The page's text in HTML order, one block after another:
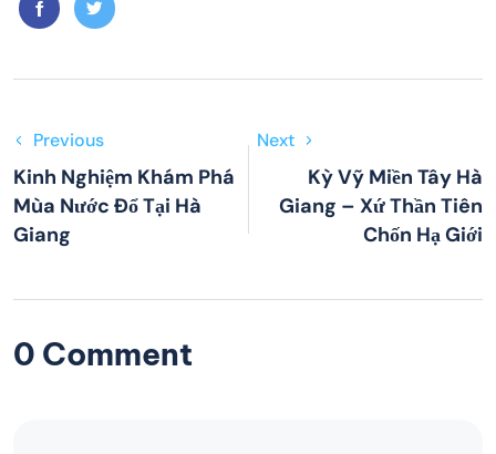
Previous
Kinh Nghiệm Khám Phá
Mùa Nước Đổ Tại Hà
Giang
Next
Kỳ Vỹ Miền Tây Hà
Giang – Xứ Thần Tiên
Chốn Hạ Giới
0 Comment